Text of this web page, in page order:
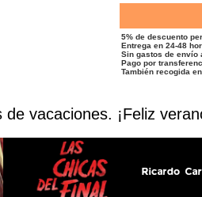
5% de descuento
Entrega en 24-48
Sin gastos de envío
Pago por
También recogida
vacaciones. ¡Feliz